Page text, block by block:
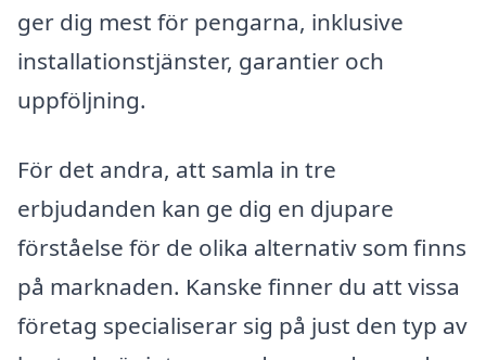
ger dig mest för pengarna, inklusive
installationstjänster, garantier och
uppföljning.
För det andra, att samla in tre
erbjudanden kan ge dig en djupare
förståelse för de olika alternativ som finns
på marknaden. Kanske finner du att vissa
företag specialiserar sig på just den typ av